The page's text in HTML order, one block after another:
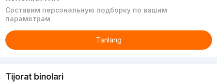
Составим персональную подборку по вашим
параметрам
Tanlang
Tijorat binolari